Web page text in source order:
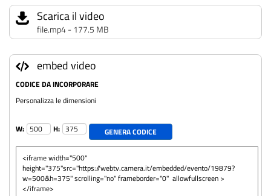
Scarica il video
file.mp4 - 177.5 MB
embed video
CODICE DA INCORPORARE
Personalizza le dimensioni
W: H: GENERA CODICE